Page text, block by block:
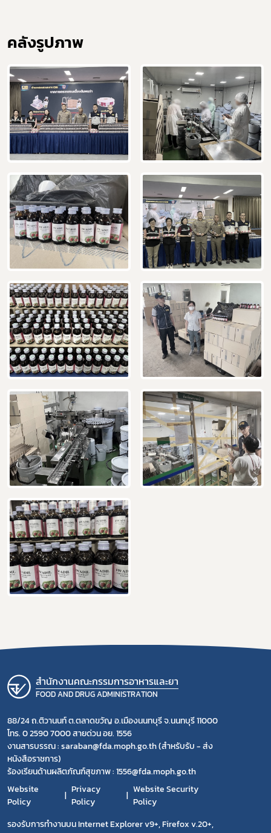
คลังรูปภาพ
สำนักงานคณะกรรมการอาหารและยา
FOOD AND DRUG ADMINISTRATION
88/24 ถ.ติวานนท์ ต.ตลาดขวัญ อ.เมืองนนทบุรี จ.นนทบุรี 11000
โทร. 0 2590 7000 สายด่วน อย. 1556
งานสารบรรณ : saraban@fda.moph.go.th (สำหรับรับ - ส่ง
หนังสือราชการ)
ร้องเรียนด้านผลิตภัณฑ์สุขภาพ : 1556@fda.moph.go.th
Website
Policy
Privacy
Policy
Website Security
Policy
รองรับการทำงานบน Internet Explorer v9+, Firefox v.20+,